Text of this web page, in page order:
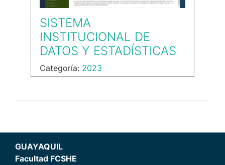
SISTEMA
INSTITUCIONAL DE
DATOS Y ESTADÍSTICAS
Categoría: 2023
GUAYAQUIL
Facultad FCSHE